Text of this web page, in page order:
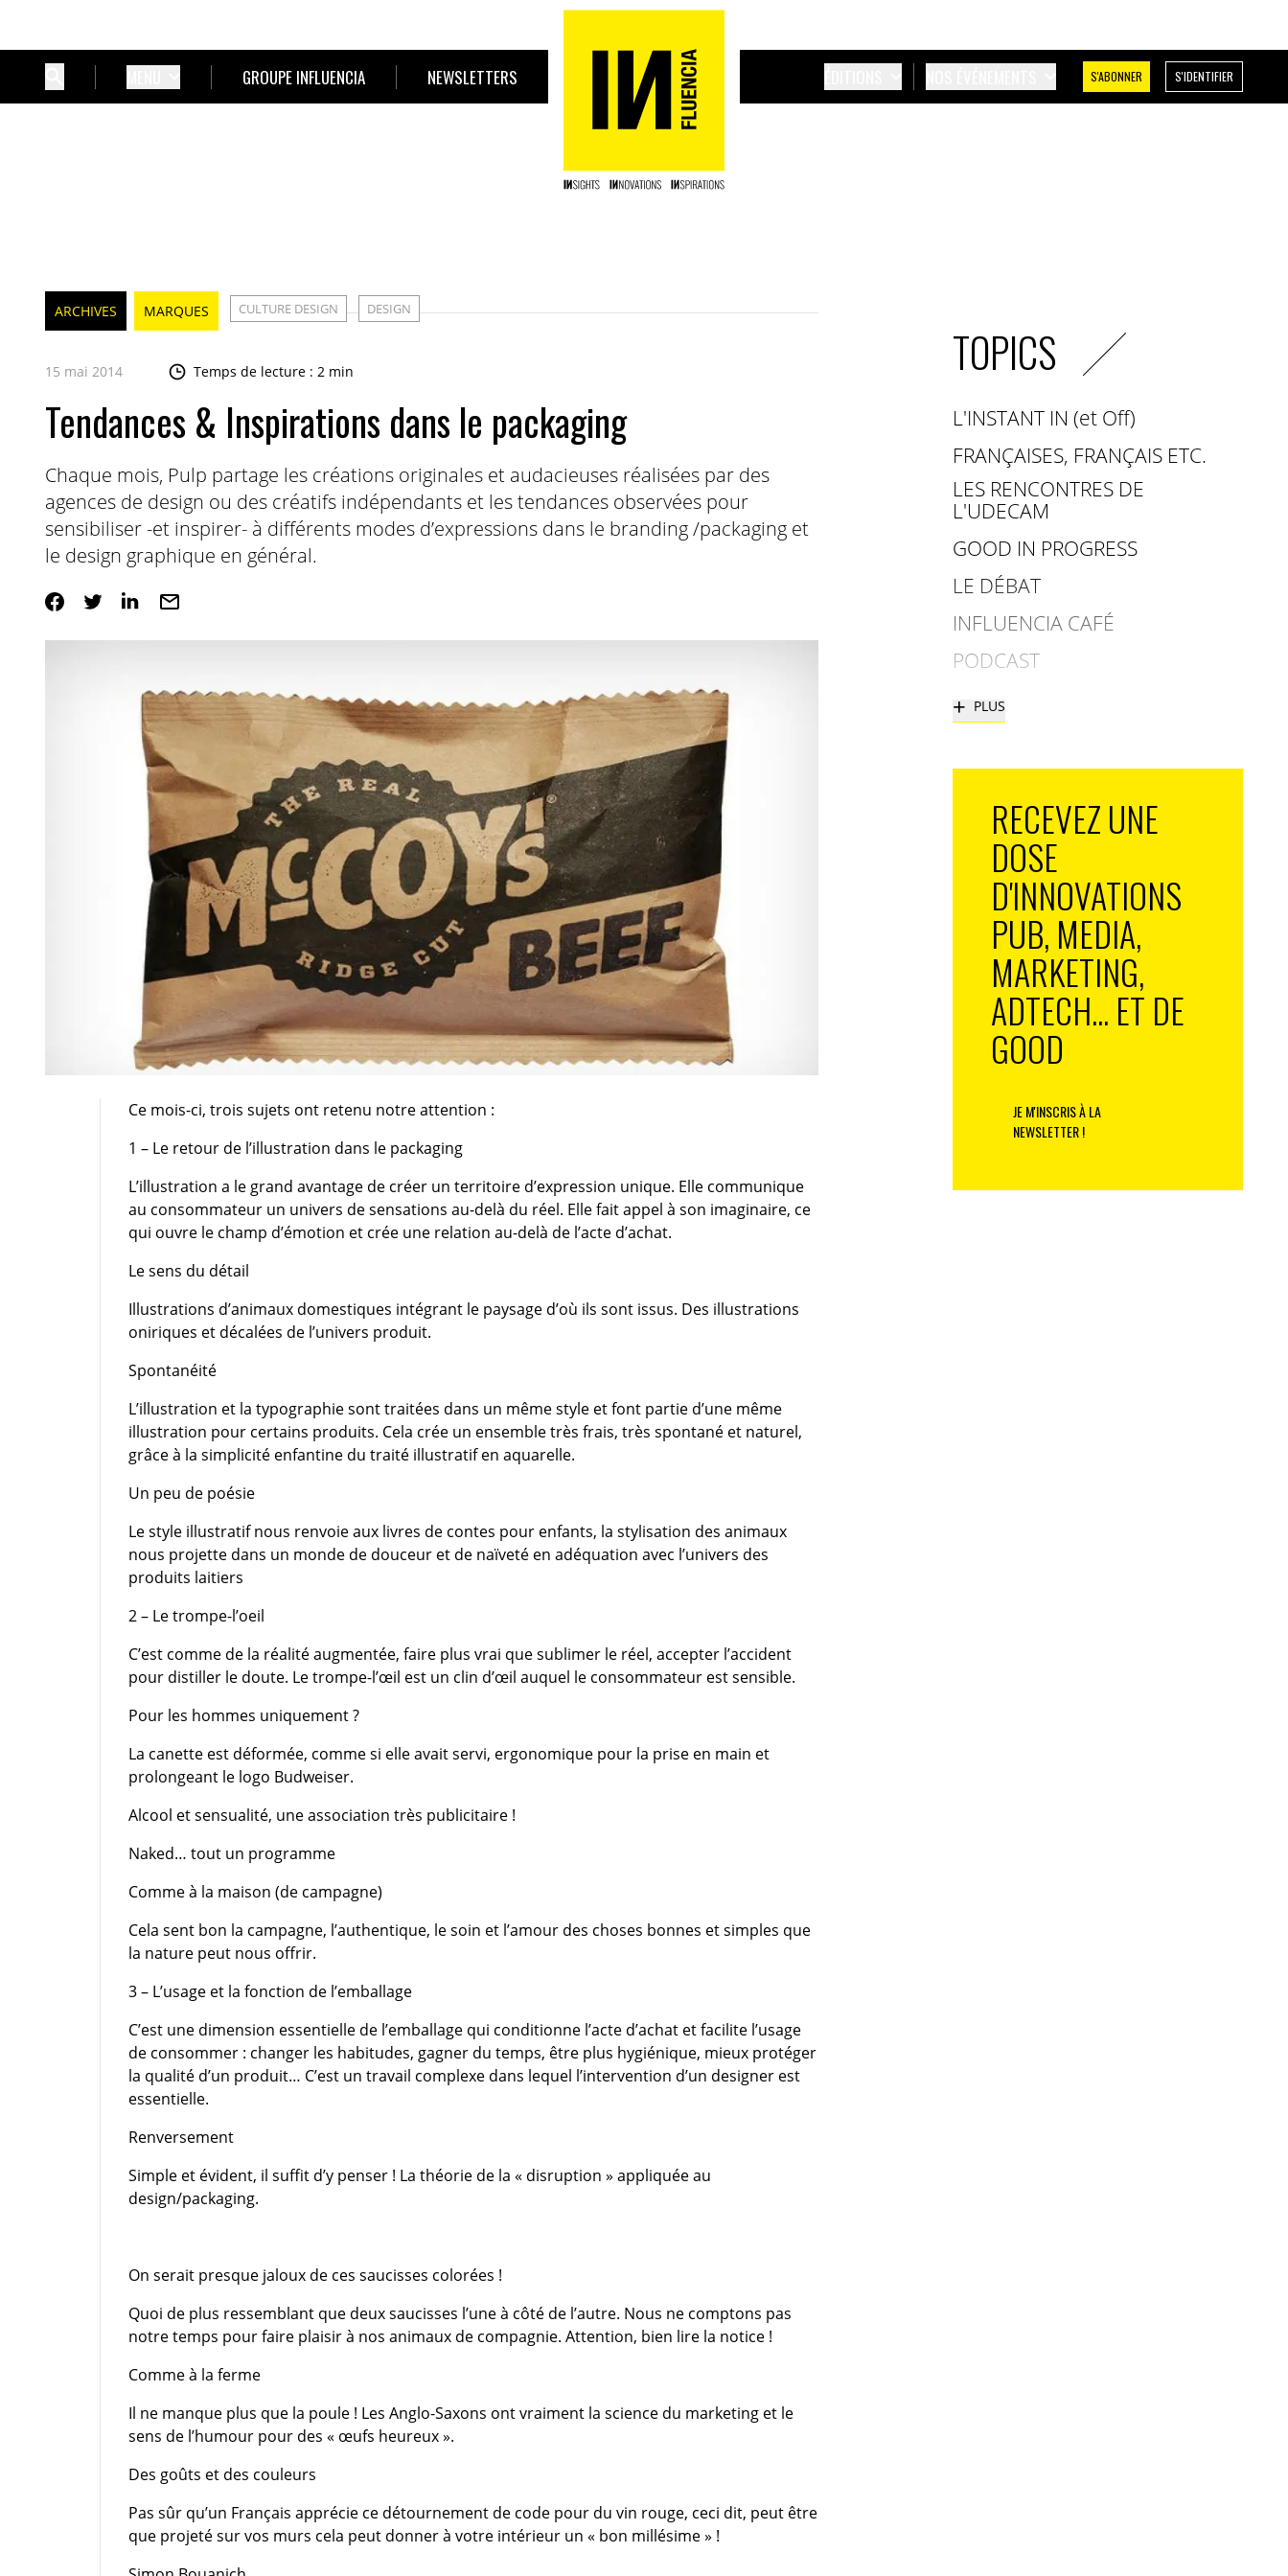
GROUPE INFLUENCIA NEWSLETTERS S'ABONNER S'IDENTIFIER
ARCHIVES MARQUES CULTURE DESIGN DESIGN
15 mai 2014 Temps de lecture : 2 min
Tendances & Inspirations dans le packaging
Chaque mois, Pulp partage les créations originales et audacieuses réalisées par des
agences de design ou des créatifs indépendants et les tendances observées pour
sensibiliser -et inspirer- à différents modes d’expressions dans le branding /packaging et
le design graphique en général.
Ce mois-ci, trois sujets ont retenu notre attention :
1 – Le retour de l’illustration dans le packaging
L’illustration a le grand avantage de créer un territoire d’expression unique. Elle communique
au consommateur un univers de sensations au-delà du réel. Elle fait appel à son imaginaire, ce
qui ouvre le champ d’émotion et crée une relation au-delà de l’acte d’achat.
Le sens du détail
Illustrations d’animaux domestiques intégrant le paysage d’où ils sont issus. Des illustrations
oniriques et décalées de l’univers produit.
Spontanéité
L’illustration et la typographie sont traitées dans un même style et font partie d’une même
illustration pour certains produits. Cela crée un ensemble très frais, très spontané et naturel,
grâce à la simplicité enfantine du traité illustratif en aquarelle.
Un peu de poésie
Le style illustratif nous renvoie aux livres de contes pour enfants, la stylisation des animaux
nous projette dans un monde de douceur et de naïveté en adéquation avec l’univers des
produits laitiers
2 – Le trompe-l’oeil
C’est comme de la réalité augmentée, faire plus vrai que sublimer le réel, accepter l’accident
pour distiller le doute. Le trompe-l’œil est un clin d’œil auquel le consommateur est sensible.
Pour les hommes uniquement ?
La canette est déformée, comme si elle avait servi, ergonomique pour la prise en main et
prolongeant le logo Budweiser.
Alcool et sensualité, une association très publicitaire !
Naked… tout un programme
Comme à la maison (de campagne)
Cela sent bon la campagne, l’authentique, le soin et l’amour des choses bonnes et simples que
la nature peut nous offrir.
3 – L’usage et la fonction de l’emballage
C’est une dimension essentielle de l’emballage qui conditionne l’acte d’achat et facilite l’usage
de consommer : changer les habitudes, gagner du temps, être plus hygiénique, mieux protéger
la qualité d’un produit… C’est un travail complexe dans lequel l’intervention d’un designer est
essentielle.
Renversement
Simple et évident, il suffit d’y penser ! La théorie de la « disruption » appliquée au
design/packaging.
On serait presque jaloux de ces saucisses colorées !
Quoi de plus ressemblant que deux saucisses l’une à côté de l’autre. Nous ne comptons pas
notre temps pour faire plaisir à nos animaux de compagnie. Attention, bien lire la notice !
Comme à la ferme
Il ne manque plus que la poule ! Les Anglo-Saxons ont vraiment la science du marketing et le
sens de l’humour pour des « œufs heureux ».
Des goûts et des couleurs
Pas sûr qu’un Français apprécie ce détournement de code pour du vin rouge, ceci dit, peut être
que projeté sur vos murs cela peut donner à votre intérieur un « bon millésime » !
TOPICS
L'INSTANT IN (et Off)
FRANÇAISES, FRANÇAIS ETC.
LES RENCONTRES DE
L'UDECAM
GOOD IN PROGRESS
LE DÉBAT
INFLUENCIA CAFÉ
PODCAST
+ PLUS
RECEVEZ UNE
DOSE
D'INNOVATIONS
PUB, MEDIA,
MARKETING,
ADTECH... ET DE
GOOD
JE M'INSCRIS À LA
NEWSLETTER !